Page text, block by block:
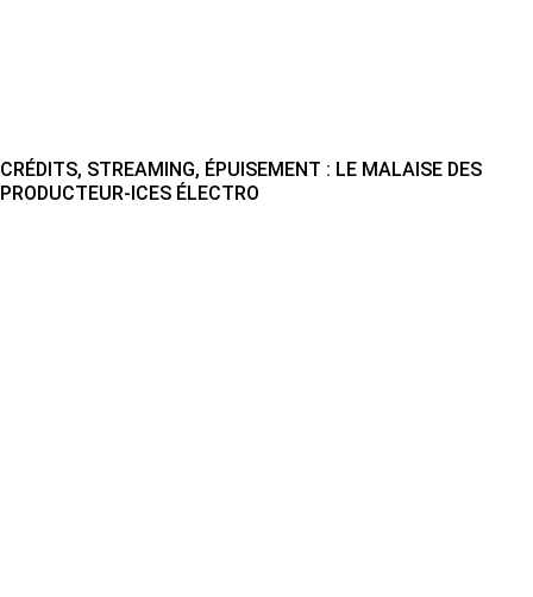
CRÉDITS, STREAMING, ÉPUISEMENT : LE MALAISE DES
PRODUCTEUR-ICES ÉLECTRO